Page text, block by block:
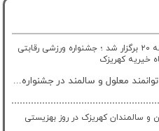
به همت شهرداری منطقه ۲۰ برگزار شد ؛ جشنواره ورزشی رقابتی
خیریه کهریزک
و سالمندان کهریزک در روز بهزیستی